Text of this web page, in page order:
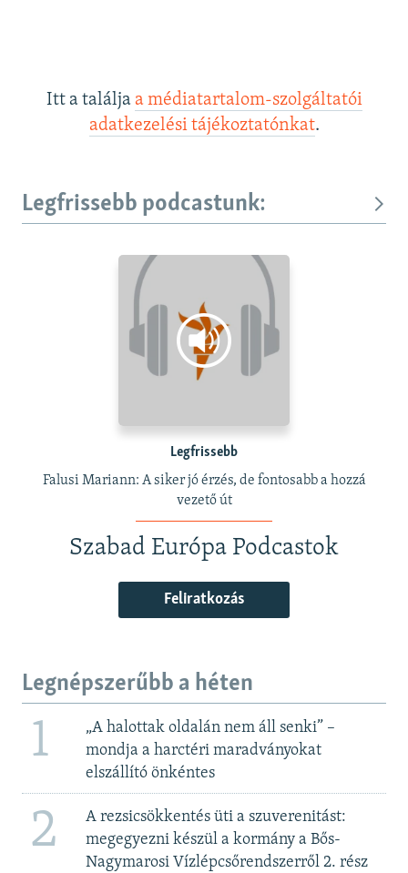
Itt a találja a médiatartalom-szolgáltatói
adatkezelési tájékoztatónkat.
Legfrissebb podcastunk:
Legfrissebb
Falusi Mariann: A siker jó érzés, de fontosabb a hozzá
vezető út
Szabad Európa Podcastok
Feliratkozás
Legnépszerűbb a héten
1
„A halottak oldalán nem áll senki” –
mondja a harctéri maradványokat
elszállító önkéntes
2
A rezsicsökkentés üti a szuverenitást:
megegyezni készül a kormány a Bős-
Nagymarosi Vízlépcsőrendszerről 2. rész